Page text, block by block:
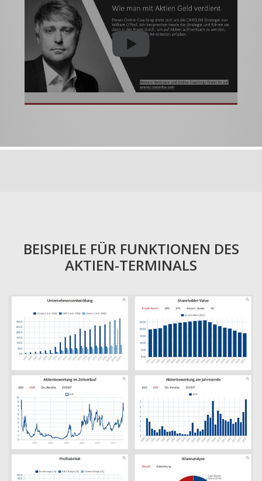
BEISPIELE FÜR FUNKTIONEN DES
AKTIEN-TERMINALS